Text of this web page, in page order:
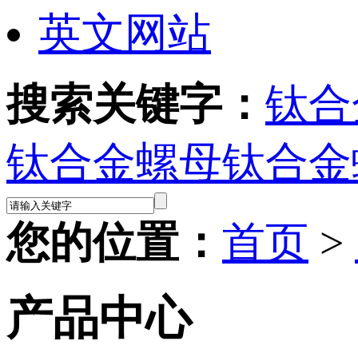
英文网站
搜索关键字： 钛
钛合金螺母钛合
您的位置： 首页 >
产品中心